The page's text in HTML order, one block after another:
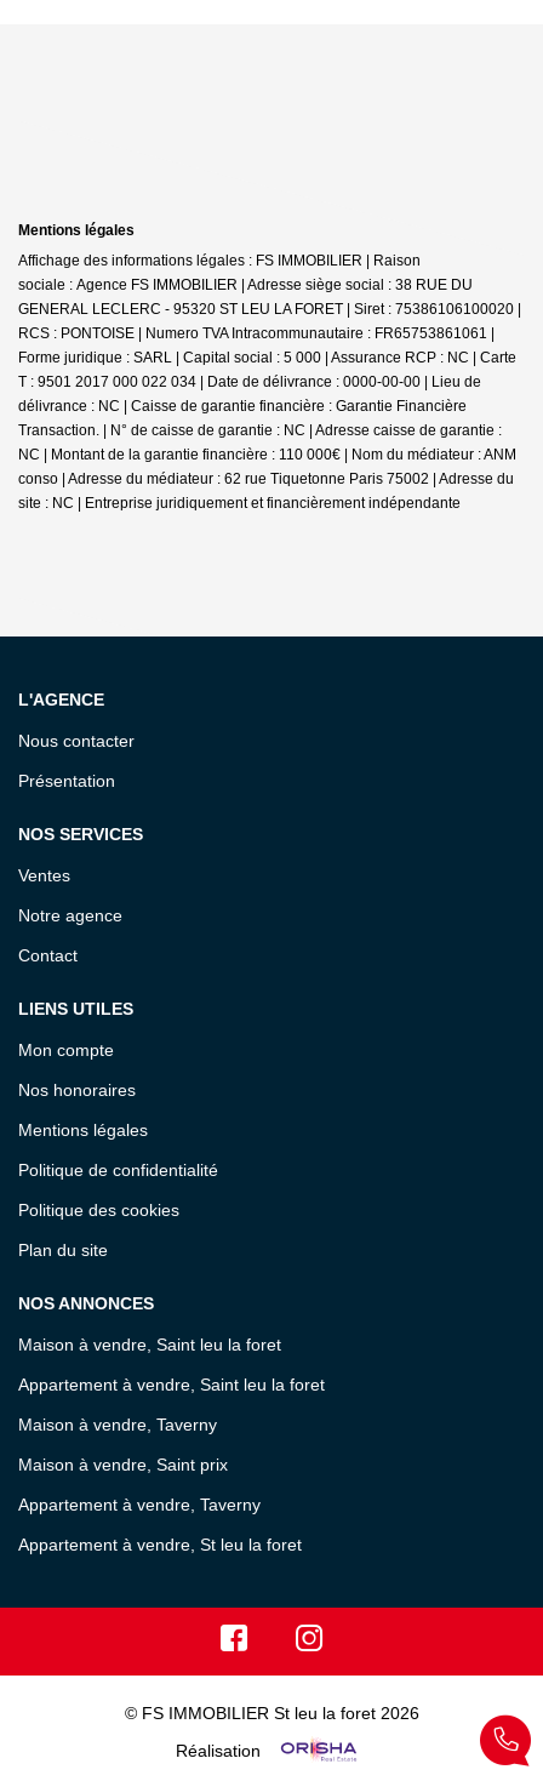
Mentions légales
Affichage des informations légales : FS IMMOBILIER | Raison
sociale : Agence FS IMMOBILIER | Adresse siège social : 38 RUE DU
GENERAL LECLERC - 95320 ST LEU LA FORET | Siret : 75386106100020 |
RCS : PONTOISE | Numero TVA Intracommunautaire : FR65753861061 |
Forme juridique : SARL | Capital social : 5 000 | Assurance RCP : NC | Carte
T : 9501 2017 000 022 034 | Date de délivrance : 0000-00-00 | Lieu de
délivrance : NC | Caisse de garantie financière : Garantie Financière
Transaction. | N° de caisse de garantie : NC | Adresse caisse de garantie :
NC | Montant de la garantie financière : 110 000€ | Nom du médiateur : ANM
conso | Adresse du médiateur : 62 rue Tiquetonne Paris 75002 | Adresse du
site : NC | Entreprise juridiquement et financièrement indépendante
L'AGENCE
Nous contacter
Présentation
NOS SERVICES
Ventes
Notre agence
Contact
LIENS UTILES
Mon compte
Nos honoraires
Mentions légales
Politique de confidentialité
Politique des cookies
Plan du site
NOS ANNONCES
Maison à vendre, Saint leu la foret
Appartement à vendre, Saint leu la foret
Maison à vendre, Taverny
Maison à vendre, Saint prix
Appartement à vendre, Taverny
Appartement à vendre, St leu la foret
© FS IMMOBILIER St leu la foret 2026
Réalisation